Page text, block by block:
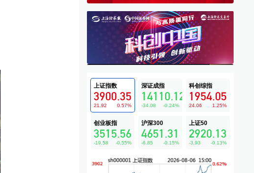
上证指数
3900.35
21.92 0.57%
深证成指
14110.12
-34.08 -0.24%
科创综指
1954.05
24.06 1.25%
创业板指
3515.56
-19.58 -0.55%
沪深300
4651.31
-6.85 -0.15%
上证50
2920.13
-3.93 -0.13%